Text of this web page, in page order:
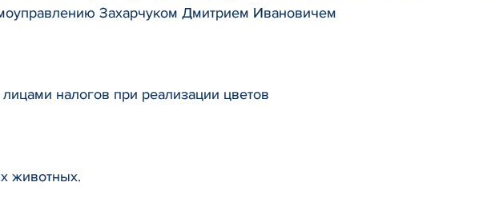
Захарчуком Дмитрием Ивановичем
налогов при реализации цветов
животных.